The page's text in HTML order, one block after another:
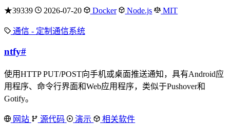
★39339 2026-07-20 Docker Node.js MIT
通信 - 定制通信系统
ntfy#
使用HTTP PUT/POST向手机或桌面推送通知，具有Android应
用程序、命令行界面和Web应用程序，类似于Pushover和
Gotify。
网站 源代码 演示 相关软件